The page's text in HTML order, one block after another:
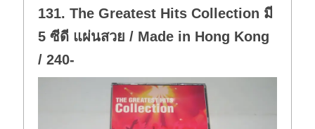
n
.
131. The Greatest Hits Collection มี
5 ซีดี แผ่นสวย / Made in Hong Kong
/ 240-